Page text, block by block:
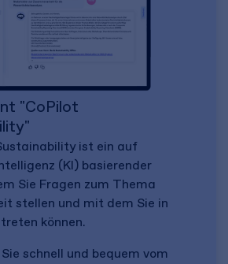
"CoPilot
ist ein auf
(KI) basierender
Sie Fragen zum Thema
stellen und mit dem Sie in
können.
schnell und bequem vom